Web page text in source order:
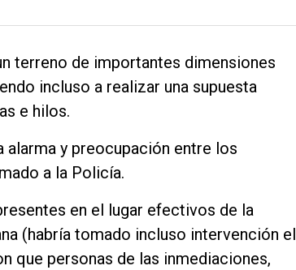
terreno de importantes dimensiones
incluso a realizar una supuesta
e hilos.
alarma y preocupación entre los
a la Policía.
en el lugar efectivos de la
(habría tomado incluso intervención el
que personas de las inmediaciones,